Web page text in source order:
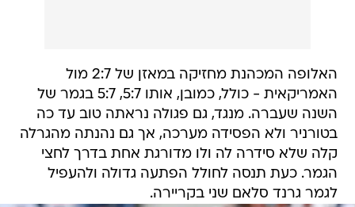
האלופה המכהנת מחזיקה במאזן של 2:7 מול
האמריקאית - כולל, כמובן, אותו 5:7, 5:7 בגמר של
השנה שעברה. מנגד, גם פגולה נראתה טוב עד כה
בטורניר ולא הפסידה מערכה, אך גם נהנתה מהגרלה
קלה שלא סידרה לה ולו מדורגת אחת בדרך לחצי
הגמר. כעת תנסה לחולל הפתעה גדולה ולהעפיל
לגמר גרנד סלאם שני בקריירה.